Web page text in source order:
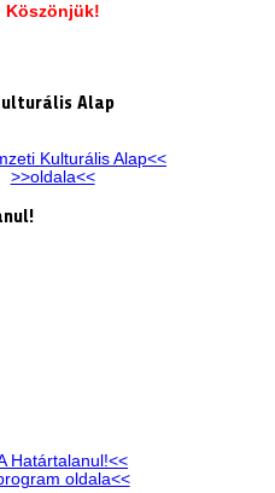
Köszönjük!
Alap
Kulturális Alap<<
>>oldala<<
Határtalanul!<<
oldala<<